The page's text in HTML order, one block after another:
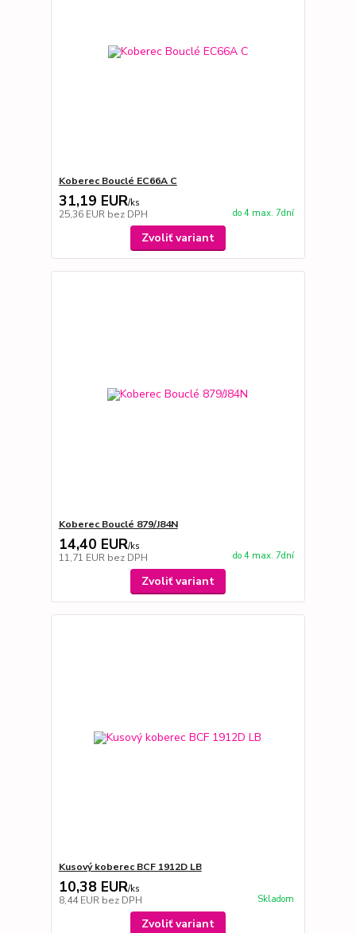
Koberec Bouclé EC66A C
31,19 EUR/ks
25,36 EUR bez DPH do 4 max. 7dní
Zvoliť variant
Koberec Bouclé 879/J84N
14,40 EUR/ks
11,71 EUR bez DPH do 4 max. 7dní
Zvoliť variant
Kusový koberec BCF 1912D LB
10,38 EUR/ks
8,44 EUR bez DPH Skladom
Zvoliť variant